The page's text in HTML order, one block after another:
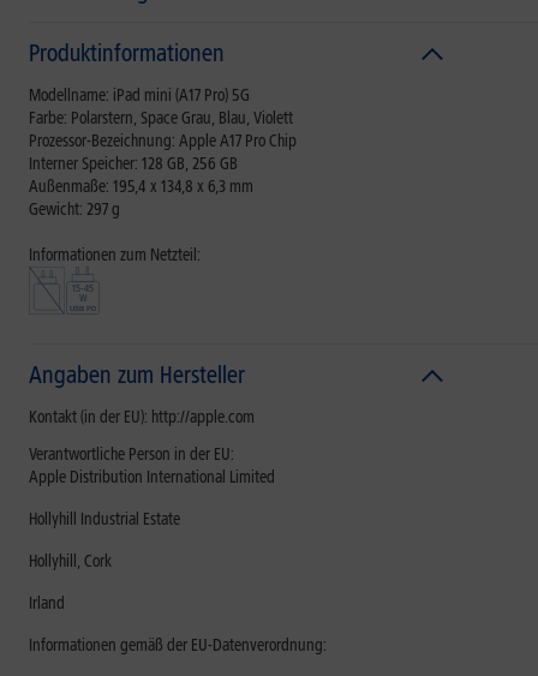
Produktinformationen
Modellname: iPad mini (A17 Pro) 5G
Farbe: Polarstern, Space Grau, Blau, Violett
Prozessor-Bezeichnung: Apple A17 Pro Chip
Interner Speicher: 128 GB, 256 GB
Außenmaße: 195,4 x 134,8 x 6,3 mm
Gewicht: 297 g
Informationen zum Netzteil:
Angaben zum Hersteller
Kontakt (in der EU): http://apple.com
Verantwortliche Person in der EU:
Apple Distribution International Limited
Hollyhill Industrial Estate
Hollyhill, Cork
Irland
Informationen gemäß der EU-Datenverordnung: